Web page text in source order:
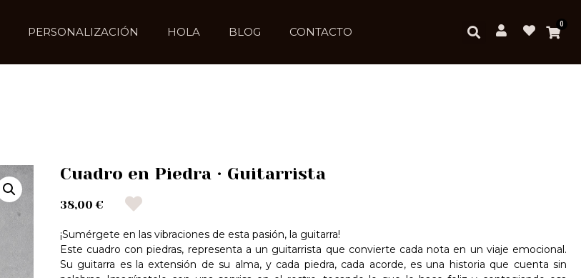
PERSONALIZACIÓN HOLA BLOG CONTACTO
0
Cuadro en Piedra · Guitarrista
38,00 €
¡Sumérgete en las vibraciones de esta pasión, la guitarra!
Este cuadro con piedras, representa a un guitarrista que convierte cada nota en un viaje emocional.
Su guitarra es la extensión de su alma, y cada piedra, cada acorde, es una historia que cuenta sin